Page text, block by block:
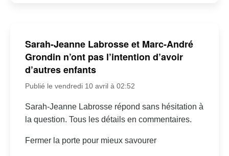
Sarah-Jeanne Labrosse et Marc-André
Grondin n’ont pas l’intention d’avoir
d’autres enfants
Publié le vendredi 10 avril à 02:52
Sarah-Jeanne Labrosse répond sans hésitation à
la question. Tous les détails en commentaires.
Fermer la porte pour mieux savourer